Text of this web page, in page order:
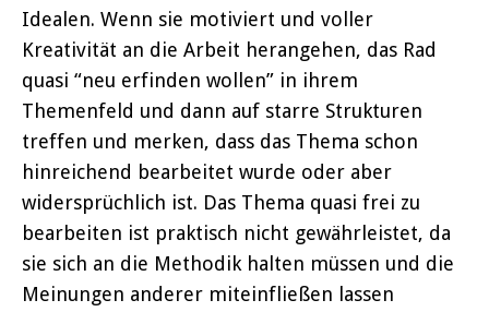
Idealen. Wenn sie motiviert und voller
Kreativität an die Arbeit herangehen, das Rad
quasi “neu erfinden wollen” in ihrem
Themenfeld und dann auf starre Strukturen
treffen und merken, dass das Thema schon
hinreichend bearbeitet wurde oder aber
widersprüchlich ist. Das Thema quasi frei zu
bearbeiten ist praktisch nicht gewährleistet, da
sie sich an die Methodik halten müssen und die
Meinungen anderer miteinfließen lassen